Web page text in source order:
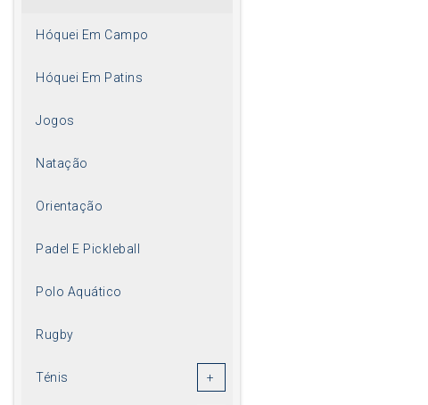
Hóquei Em Campo
Hóquei Em Patins
Jogos
Natação
Orientação
Padel E Pickleball
Polo Aquático
Rugby
Ténis